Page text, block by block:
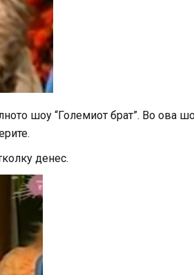
шоу “Големиот брат”. Во ова
денес.